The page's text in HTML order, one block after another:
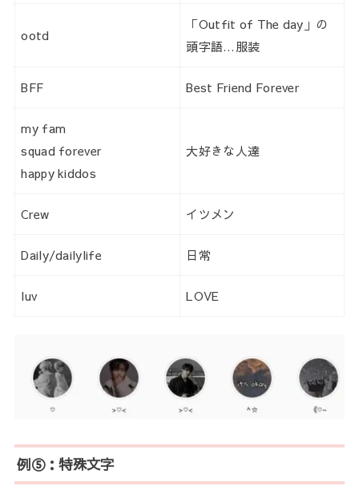
ootd
「Outfit of The day」の
頭字語…服装
BFF Best Friend Forever
my fam
squad forever
happy kiddos
大好きな人達
Crew イツメン
Daily/dailylife 日常
luv LOVE
例⑤：特殊文字